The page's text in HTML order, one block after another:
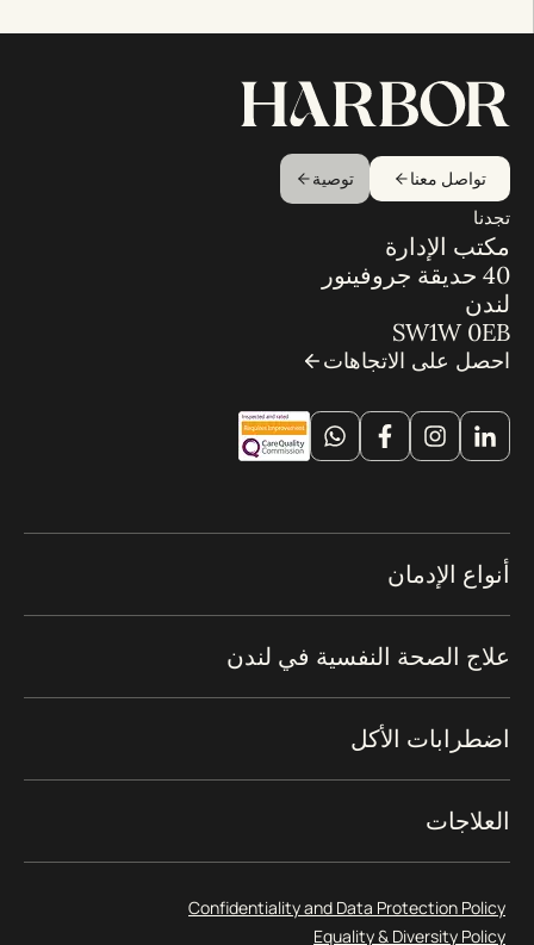
تواصل معنا توصية
تجدنا
مكتب الإدارة
40 حديقة جروفينور
لندن
SW1W 0EB
احصل على الاتجاهات
أنواع الإدمان
علاج الصحة النفسية في لندن
اضطرابات الأكل
العلاجات
Confidentiality and Data Protection Policy
Equality & Diversity Policy